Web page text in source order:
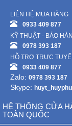
LIÊN HỆ MUA HÀNG
0933 409 877
KỸ THUẬT - BẢO
0978 393 187
HỖ TRỢ TRỰC
0933 409 877
Zalo: 0978 393 187
Skype:
HỆ THỐNG CỬA
TOÀN QUỐC